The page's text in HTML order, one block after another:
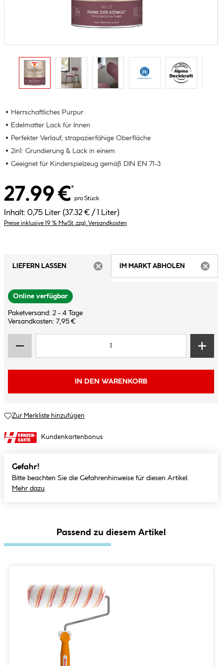
Herrschaftliches Purpur
Edelmatter Lack für Innen
Perfekter Verlauf, strapazierfähige Oberfläche
2in1: Grundierung & Lack in einem
Geeignet für Kinderspielzeug gemäß DIN EN 71-3
27.99 €*
pro Stück
Inhalt: 0,75 Liter (37.32 € / 1 Liter)
Preise inklusive 19 % MwSt. zzgl. Versandkosten
LIEFERN LASSEN
IM MARKT ABHOLEN
Online verfügbar
Paketversand: 2 - 4 Tage
Versandkosten: 7,95 €
IN DEN WARENKORB
Zur Merkliste hinzufügen
Kundenkartenbonus
Gefahr!
Bitte beachten Sie die Gefahrenhinweise für diesen Artikel.
Mehr dazu
Passend zu diesem Artikel